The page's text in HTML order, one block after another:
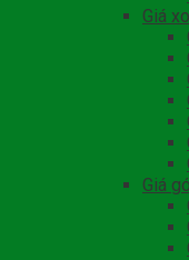
Giá
Giá